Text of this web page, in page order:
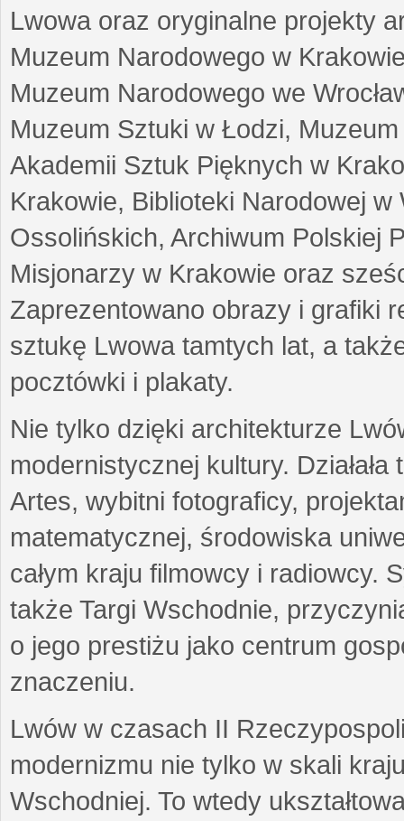
Lwowa oraz oryginalne projekty
Muzeum Narodowego w
Muzeum Narodowego we
Muzeum Sztuki w Łodzi,
Akademii Sztuk Pięknych w
Krakowie, Biblioteki Narodowej
Ossolińskich, Archiwum Polskiej
Misjonarzy w Krakowie oraz
Zaprezentowano obrazy i grafiki
sztukę Lwowa tamtych lat, a
pocztówki i plakaty.
Nie tylko dzięki architekturze
modernistycznej kultury.
Artes, wybitni fotograficy,
matematycznej, środowiska
całym kraju filmowcy i radiowcy.
także Targi Wschodnie,
o jego prestiżu jako centrum
znaczeniu.
Lwów w czasach II
modernizmu nie tylko w skali
Wschodniej. To wtedy